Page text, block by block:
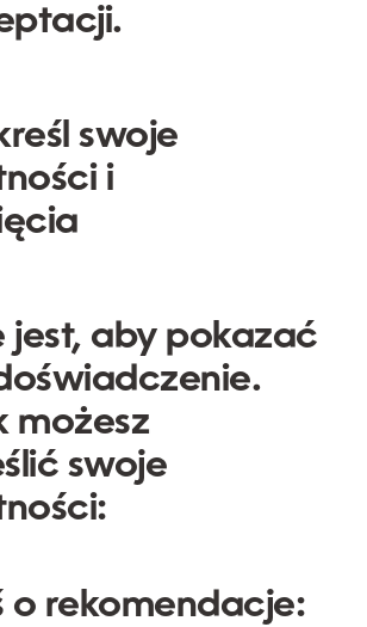
swoje
i
jest, aby pokazać
możesz
swoje
o rekomendacje: